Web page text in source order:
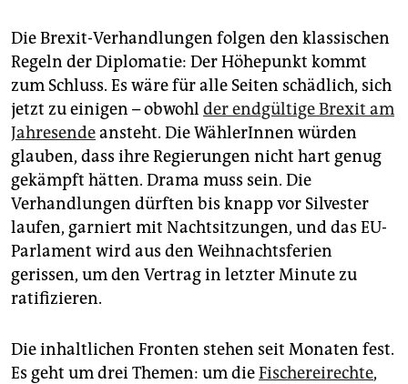
Die Brexit-Verhandlungen folgen den klassischen
Regeln der Diplomatie: Der Höhepunkt kommt
zum Schluss. Es wäre für alle Seiten schädlich, sich
jetzt zu einigen – obwohl der endgültige Brexit am
Jahresendeansteht. Die WählerInnen würden
glauben, dass ihre Regierungen nicht hart genug
gekämpft hätten. Drama muss sein. Die
Verhandlungen dürften bis knapp vor Silvester
laufen, garniert mit Nachtsitzungen, und das EU-
Parlament wird aus den Weihnachtsferien
gerissen, um den Vertrag in letzter Minute zu
ratifizieren.
Die inhaltlichen Fronten stehen seit Monaten fest.
Es geht um drei Themen: um dieFischereirechte,